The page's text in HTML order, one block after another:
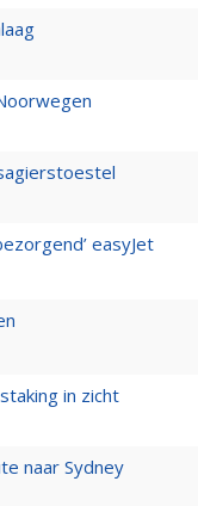
easyJet
in zicht
naar Sydney